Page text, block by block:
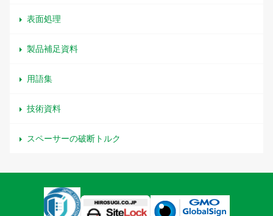
表面処理
製品補足資料
用語集
技術資料
スペーサーの破断トルク